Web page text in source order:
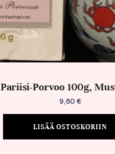
Pariisi-Porvoo 100g,
9,60 €
LISÄÄ OSTOSKORIIN